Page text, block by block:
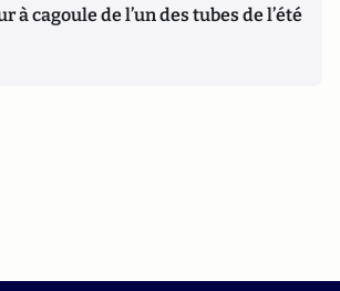
à cagoule de l’un des tubes de l’été